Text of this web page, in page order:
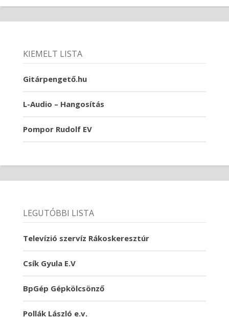
KIEMELT LISTA
Gitárpengető.hu
L-Audio – Hangosítás
Pompor Rudolf EV
LEGUTÓBBI LISTA
Televízió szervíz Rákoskeresztúr
Csík Gyula E.V
BpGép Gépkölcsönző
Pollák László e.v.